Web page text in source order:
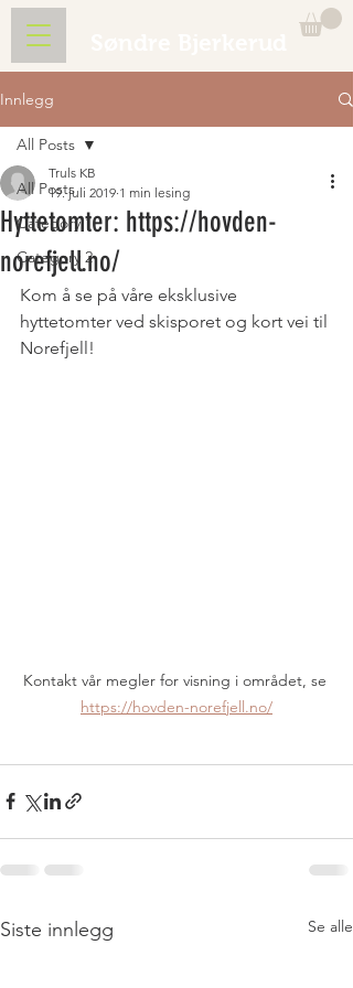
Innlegg
All Posts
Category 1
Category 2
All Posts
Hyttetomter: https://hovden-
norefjell.no/
Truls KB
19. juli 2019 1 min lesing
Kom å se på våre eksklusive
hyttetomter ved skisporet og kort vei til
Norefjell!
Kontakt vår megler for visning i området, se
https://hovden-norefjell.no/
Siste innlegg Se alle